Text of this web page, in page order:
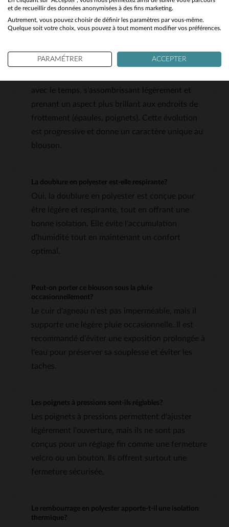
QUESTIONS FRÉQUENTES
Comment évolue la patine du cuir d'agneau avec le
temps?
avec le temps, s'assombrissant légèrement et
prenant un aspect plus brillant aux endroits de
frottement (épaules, poignets). Cette évolution
est progressive et donne un caractère unique au
blouson.
La doublure en polyester est-elle respirante?
Oui, la doublure en polyester est conçue pour
être légère et respirante, tout en offrant une
bonne isolation. Elle évite l'accumulation
d'humidité tout en maintenant un confort
optimal.
Peut-on porter ce blouson sous la pluie
occasionnellement?
Le cuir d'agneau n'est pas imperméable, mais il
supporte une légère pluie occasionnelle. Il est
recommandé d'éviter une exposition prolongée à
l'eau pour préserver sa souplesse et éviter les
taches.
Les poignets à pressions sont-ils réglables?
Les poignets à pressions permettent d'ajuster
légèrement l'ouverture, mais ils ne sont pas
conçus pour un réglage fin comme une fermeture
velcro ou un bouton. Ils offrent surtout une
fermeture sécurisée.
Le rembourrage en polyester apporte-t-il une isolation
thermique?
Yes
et de recueillir des données anonymisées à des fins marketing.
Autrement, vous pouvez choisir de définir les paramètres par vous-même.
Quelque soit votre choix, vous pouvez à tout moment modifier vos préférences.
PARAMÉTRER ACCEPTER